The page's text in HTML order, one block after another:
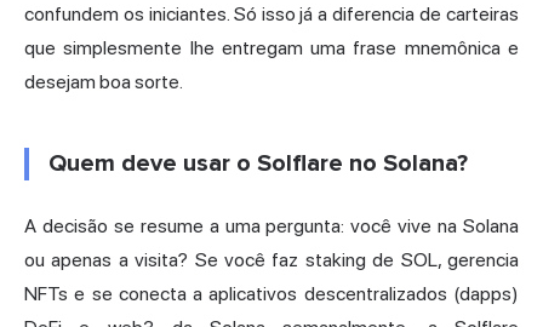
confundem os iniciantes. Só isso já a diferencia de carteiras
que simplesmente lhe entregam uma frase mnemônica e
desejam boa sorte.
Quem deve usar o Solflare no Solana?
A decisão se resume a uma pergunta: você vive na Solana
ou apenas a visita? Se você faz staking de SOL, gerencia
NFTs e se conecta a aplicativos descentralizados (dapps)